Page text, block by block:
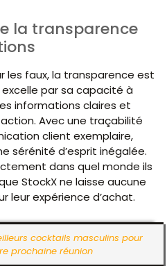
la transparence
les faux, la transparence est
excelle par sa capacité à
informations claires et
Avec une traçabilité
client exemplaire,
sérénité d’esprit inégalée.
dans quel monde ils
StockX ne laisse aucune
leur expérience d’achat.
cocktails masculins pour
prochaine réunion